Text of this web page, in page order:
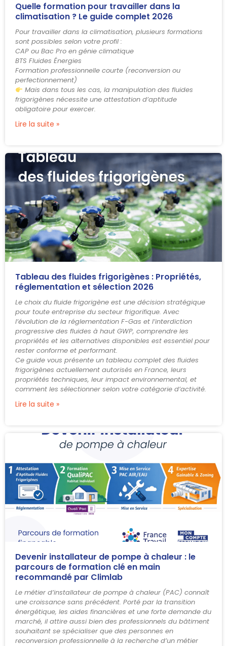
Quelle formation pour travailler dans la
climatisation ? Le guide complet 2026
Pour travailler dans la climatisation, plusieurs formations
sont possibles selon votre profil :
CAP ou Bac Pro en génie climatique
BTS Fluides Énergies
Formation professionnelle courte (reconversion ou
perfectionnement)
Mais dans tous les cas, la manipulation des fluides
frigorigènes nécessite une attestation d’aptitude
obligatoire pour exercer.
Lire la suite »
Tableau des fluides frigorigènes : Propriétés,
réglementation et sélection 2026
Le choix du fluide frigorigène est une décision stratégique
pour toute entreprise du secteur frigorifique. Avec
l’évolution de la réglementation F-Gas et l’interdiction
progressive des fluides à haut GWP, comprendre les
propriétés et les alternatives disponibles est essentiel pour
rester conforme et performant.
Ce guide vous présente un tableau complet des fluides
frigorigènes actuellement autorisés en France, leurs
propriétés techniques, leur impact environnemental, et
comment les sélectionner selon votre catégorie d’activité.
Lire la suite »
Devenir installateur de pompe à chaleur : le
parcours de formation clé en main
recommandé par Climlab
Le métier d’installateur de pompe à chaleur (PAC) connaît
une croissance sans précédent. Porté par la transition
énergétique, les aides financières et une forte demande du
marché, il attire aussi bien des professionnels du bâtiment
souhaitant se spécialiser que des personnes en
reconversion professionnelle à la recherche d’un métier